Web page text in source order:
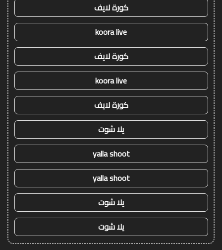
كورة لايف
koora live
كورة لايف
koora live
كورة لايف
يلا شوت
yalla shoot
yalla shoot
يلا شوت
يلا شوت